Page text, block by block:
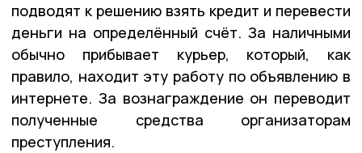
подводят к решению взять кредит и перевести
деньги на определённый счёт. За наличными
обычно прибывает курьер, который, как
правило, находит эту работу по объявлению в
интернете. За вознаграждение он переводит
полученные средства организаторам
преступления.